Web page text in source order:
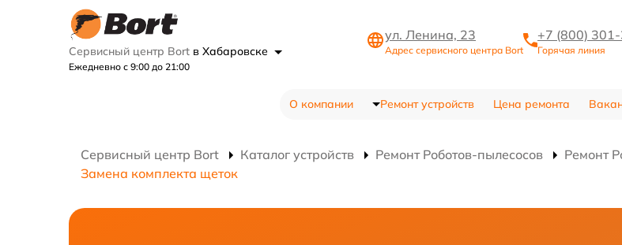
Сервисный центр Bort в Хабаровске
Ежедневно с 9:00 до 21:00
ул. Ленина, 23
Адрес сервисного центра Bort
+7 (800)
Горячая линия
О компании Ремонт устройств Цена ремонта
Сервисный центр Bort Каталог устройств Ремонт Роботов-пылесосов
Ремонт
Замена комплекта щеток